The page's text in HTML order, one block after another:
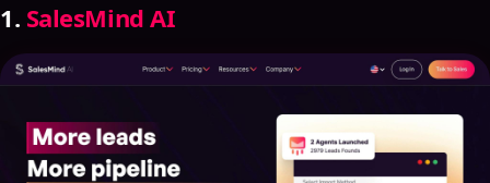
1. SalesMind AI